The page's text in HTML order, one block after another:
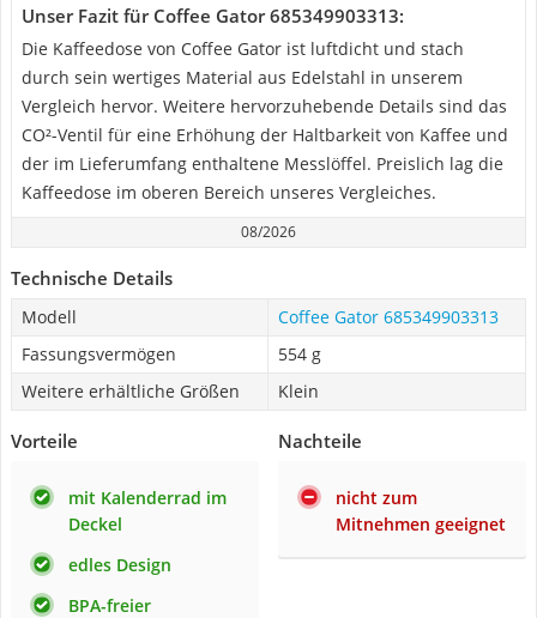
Unser Fazit für Coffee Gator 685349903313:
Die Kaffeedose von Coffee Gator ist luftdicht und stach
durch sein wertiges Material aus Edelstahl in unserem
Vergleich hervor. Weitere hervorzuhebende Details sind das
CO²-Ventil für eine Erhöhung der Haltbarkeit von Kaffee und
der im Lieferumfang enthaltene Messlöffel. Preislich lag die
Kaffeedose im oberen Bereich unseres Vergleiches.
08/2026
Technische Details
Modell
Coffee Gator 685349903313
Fassungsvermögen
554 g
Weitere erhältliche Größen
Klein
Vorteile
mit Kalenderrad im
Deckel
edles Design
BPA-freier
Nachteile
nicht zum
Mitnehmen geeignet